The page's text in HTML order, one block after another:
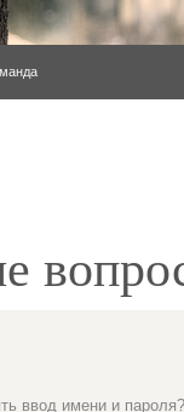
ввод имени и пароля?